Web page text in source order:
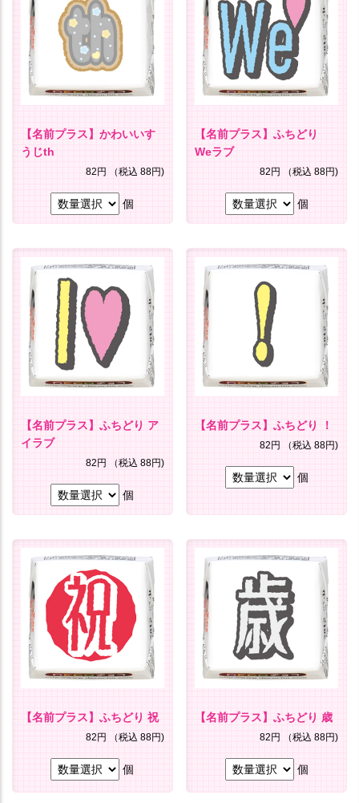
【名前プラス】かわいいす
うじth
82円 （税込 88円)
個
【名前プラス】ふちどり
Weラブ
82円 （税込 88円)
個
【名前プラス】ふちどり ア
イラブ
82円 （税込 88円)
個
【名前プラス】ふちどり ！
82円 （税込 88円)
個
【名前プラス】ふちどり 祝
82円 （税込 88円)
個
【名前プラス】ふちどり 歳
82円 （税込 88円)
個